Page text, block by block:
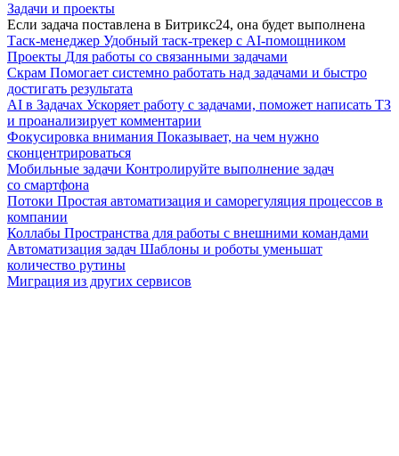
Задачи и проекты
Если задача поставлена в Битрикс24, она будет выполнена
Таск-менеджер Удобный таск-трекер с AI-помощником
Проекты Для работы со связанными задачами
Скрам Помогает системно работать над задачами и быстро
достигать результата
AI в Задачах Ускоряет работу с задачами, поможет написать ТЗ
и проанализирует комментарии
Фокусировка внимания Показывает, на чем нужно
сконцентрироваться
Мобильные задачи Контролируйте выполнение задач
со смартфона
Потоки Простая автоматизация и саморегуляция процессов в
компании
Коллабы Пространства для работы с внешними командами
Автоматизация задач Шаблоны и роботы уменьшат
количество рутины
Миграция из других сервисов